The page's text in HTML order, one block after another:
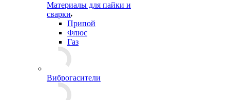
Материалы для пайки и
сварки
Припой
Флюс
Газ
Виброгасители